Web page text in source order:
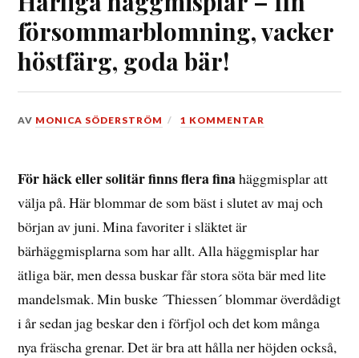
försommarblomning, vacker
höstfärg, goda bär!
DEN
2021
AV MONICA SÖDERSTRÖM 1 KOMMENTAR
För häck eller solitär finns flera finahäggmisplar att
välja på. Här blommar de som bäst i slutet av maj och
början av juni. Mina favoriter i släktet är
bärhäggmisplarna som har allt. Alla häggmisplar har
ätliga bär, men dessa buskar får stora söta bär med lite
mandelsmak. Min buske ´Thiessen´ blommar överdådigt
i år sedan jag beskar den i förfjol och det kom många
nya fräscha grenar. Det är bra att hålla ner höjden också,